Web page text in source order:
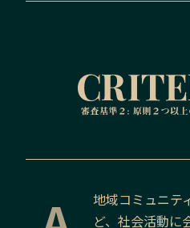
地域コミュニテ
ど、社会活動に